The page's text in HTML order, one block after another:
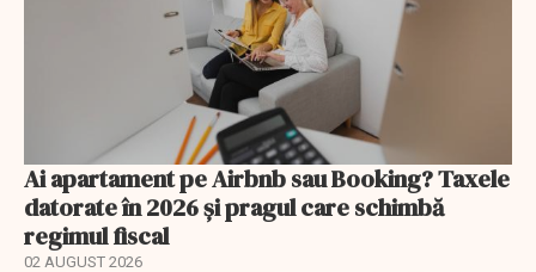
Ai apartament pe Airbnb sau Booking? Taxele
datorate în 2026 și pragul care schimbă
regimul fiscal
02 AUGUST 2026